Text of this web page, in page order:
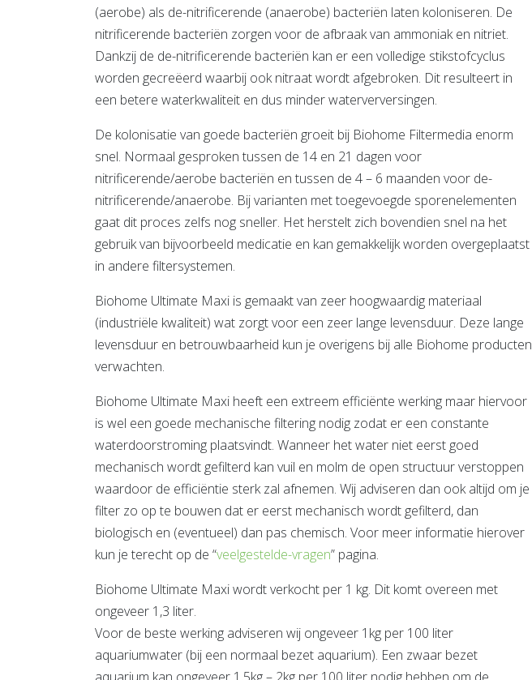
(aerobe) als de-nitrificerende (anaerobe) bacteriën laten koloniseren. De
nitrificerende bacteriën zorgen voor de afbraak van ammoniak en nitriet.
Dankzij de de-nitrificerende bacteriën kan er een volledige stikstofcyclus
worden gecreëerd waarbij ook nitraat wordt afgebroken. Dit resulteert in
een betere waterkwaliteit en dus minder waterverversingen.
De kolonisatie van goede bacteriën groeit bij Biohome Filtermedia enorm
snel. Normaal gesproken tussen de 14 en 21 dagen voor
nitrificerende/aerobe bacteriën en tussen de 4 – 6 maanden voor de-
nitrificerende/anaerobe. Bij varianten met toegevoegde sporenelementen
gaat dit proces zelfs nog sneller. Het herstelt zich bovendien snel na het
gebruik van bijvoorbeeld medicatie en kan gemakkelijk worden overgeplaatst
in andere filtersystemen.
Biohome Ultimate Maxi is gemaakt van zeer hoogwaardig materiaal
(industriële kwaliteit) wat zorgt voor een zeer lange levensduur. Deze lange
levensduur en betrouwbaarheid kun je overigens bij alle Biohome producten
verwachten.
Biohome Ultimate Maxi heeft een extreem efficiënte werking maar hiervoor
is wel een goede mechanische filtering nodig zodat er een constante
waterdoorstroming plaatsvindt. Wanneer het water niet eerst goed
mechanisch wordt gefilterd kan vuil en molm de open structuur verstoppen
waardoor de efficiëntie sterk zal afnemen. Wij adviseren dan ook altijd om je
filter zo op te bouwen dat er eerst mechanisch wordt gefilterd, dan
biologisch en (eventueel) dan pas chemisch. Voor meer informatie hierover
kun je terecht op de “veelgestelde-vragen” pagina.
Biohome Ultimate Maxi wordt verkocht per 1 kg. Dit komt overeen met
ongeveer 1,3 liter.
Voor de beste werking adviseren wij ongeveer 1kg per 100 liter
aquariumwater (bij een normaal bezet aquarium). Een zwaar bezet